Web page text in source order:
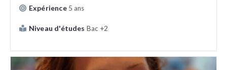
Expérience 5 ans
Niveau d'études Bac +2